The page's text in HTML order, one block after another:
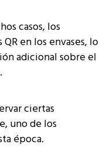
casos, los
en los envases, lo
adicional sobre el
ciertas
uno de los
época.